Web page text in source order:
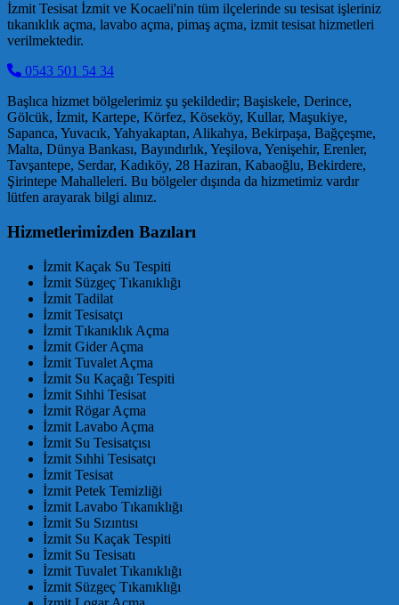
İzmit Tesisat İzmit ve Kocaeli'nin tüm ilçelerinde su tesisat işleriniz
tıkanıklık açma, lavabo açma, pimaş açma, izmit tesisat hizmetleri
verilmektedir.
0543 501 54 34
Başlıca hizmet bölgelerimiz şu şekildedir; Başiskele, Derince,
Gölcük, İzmit, Kartepe, Körfez, Köseköy, Kullar, Maşukiye,
Sapanca, Yuvacık, Yahyakaptan, Alikahya, Bekirpaşa, Bağçeşme,
Malta, Dünya Bankası, Bayındırlık, Yeşilova, Yenişehir, Erenler,
Tavşantepe, Serdar, Kadıköy, 28 Haziran, Kabaoğlu, Bekirdere,
Şirintepe Mahalleleri. Bu bölgeler dışında da hizmetimiz vardır
lütfen arayarak bilgi alınız.
Hizmetlerimizden Bazıları
İzmit Kaçak Su Tespiti
İzmit Süzgeç Tıkanıklığı
İzmit Tadilat
İzmit Tesisatçı
İzmit Tıkanıklık Açma
İzmit Gider Açma
İzmit Tuvalet Açma
İzmit Su Kaçağı Tespiti
İzmit Sıhhi Tesisat
İzmit Rögar Açma
İzmit Lavabo Açma
İzmit Su Tesisatçısı
İzmit Sıhhi Tesisatçı
İzmit Tesisat
İzmit Petek Temizliği
İzmit Lavabo Tıkanıklığı
İzmit Su Sızıntısı
İzmit Su Kaçak Tespiti
İzmit Su Tesisatı
İzmit Tuvalet Tıkanıklığı
İzmit Süzgeç Tıkanıklığı